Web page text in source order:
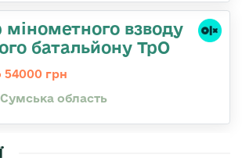
взводу
батальйону ТрО
54000 грн
область